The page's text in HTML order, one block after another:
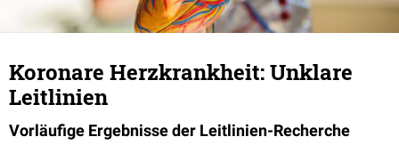
Koronare Herzkrankheit: Unklare
Leitlinien
Vorläufige Ergebnisse der Leitlinien-Recherche